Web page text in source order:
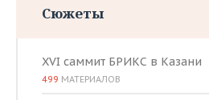
Сюжеты
XVI саммит БРИКС в Казани
499 МАТЕРИАЛОВ